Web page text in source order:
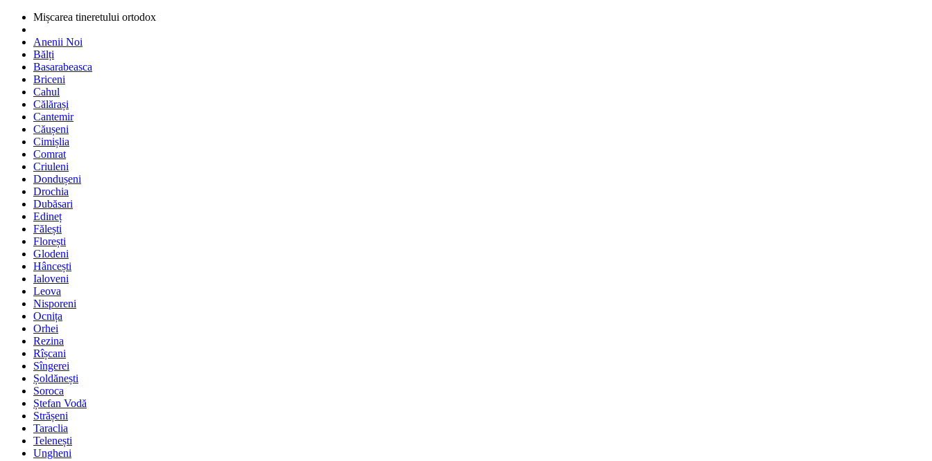
Mișcarea tineretului ortodox
Anenii Noi
Bălți
Basarabeasca
Briceni
Cahul
Călărași
Cantemir
Căușeni
Cimișlia
Comrat
Criuleni
Dondușeni
Drochia
Dubăsari
Edineț
Fălești
Florești
Glodeni
Hâncești
Ialoveni
Leova
Nisporeni
Ocnița
Orhei
Rezina
Rîșcani
Sîngerei
Șoldănești
Soroca
Ștefan Vodă
Strășeni
Taraclia
Telenești
Ungheni